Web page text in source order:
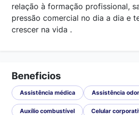
relação à formação profissional,
pressão comercial no dia a dia e
crescer na vida .
Beneficios
Assistência médica Assistência
Auxílio combustível Celular